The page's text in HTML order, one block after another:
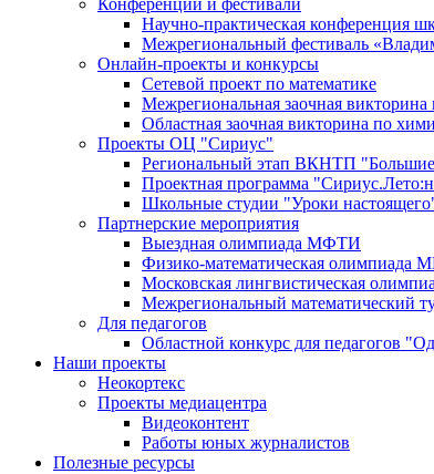
Конференции и фестивали
Научно-практическая конференция
Межрегиональный фестиваль
Онлайн-проекты и конкурсы
Сетевой проект по математике
Межрегиональная заочная
Областная заочная викторина по
Проекты ОЦ "Сириус"
Региональный этап ВКНТП
Проектная программа
Школьные студии "Уроки
Партнерские мероприятия
Выездная олимпиада МФТИ
Физико-математическая олимпиада
Московская лингвистическая
Межрегиональный математический
Для педагогов
Областной конкурс для педагогов
Наши проекты
Неокортекс
Проекты медиацентра
Видеоконтент
Работы юных журналистов
Полезные ресурсы